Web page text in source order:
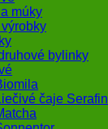
múky
bylinky
čaje Serafin